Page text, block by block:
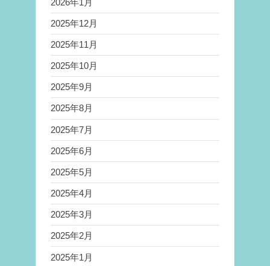
2025年12月
2025年11月
2025年10月
2025年9月
2025年8月
2025年7月
2025年6月
2025年5月
2025年4月
2025年3月
2025年2月
2025年1月